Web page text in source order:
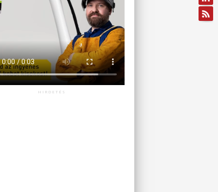
HIRDETÉS